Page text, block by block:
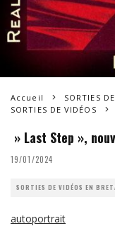
Accueil
SORTIES
SORTIES DE VIDÉOS
» Last Step »,
19/01/2024
SORTIES DE VIDÉOS EN
autoportrait